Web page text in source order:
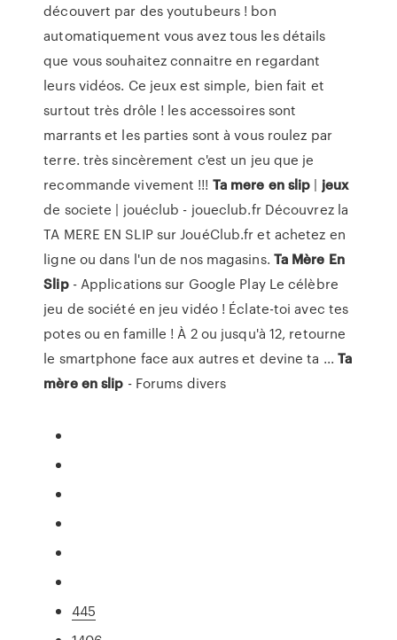
découvert par des youtubeurs ! bon
automatiquement vous avez tous les détails
que vous souhaitez connaitre en regardant
leurs vidéos. Ce jeux est simple, bien fait et
surtout très drôle ! les accessoires sont
marrants et les parties sont à vous roulez par
terre. très sincèrement c'est un jeu que je
recommande vivement !!! Ta mere en slip | jeux
de societe | jouéclub - joueclub.fr Découvrez la
TA MERE EN SLIP sur JouéClub.fr et achetez en
ligne ou dans l'un de nos magasins. Ta Mère En
Slip- Applications sur Google Play Le célèbre
jeu de société en jeu vidéo ! Éclate-toi avec tes
potes ou en famille ! À 2 ou jusqu'à 12, retourne
le smartphone face aux autres et devine ta ... Ta
mère enslip - Forums divers
445